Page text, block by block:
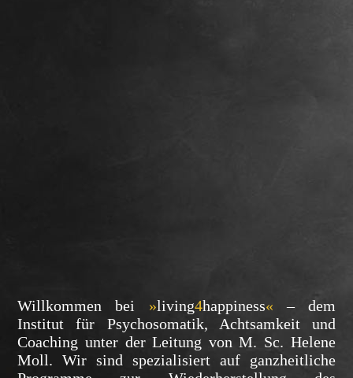
Willkommen bei »living4happiness« – dem
Institut für Psychosomatik, Achtsamkeit und
Coaching unter der Leitung von M. Sc. Helene
Moll. Wir sind spezialisiert auf ganzheitliche